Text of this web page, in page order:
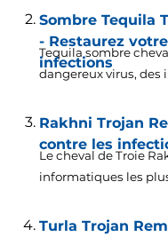
Sombre Tequila
- Restaurez
infections
Tequila sombre
dangereux virus, des
Rakhni Trojan
contre les
Le cheval de Troie
informatiques les
Turla Trojan